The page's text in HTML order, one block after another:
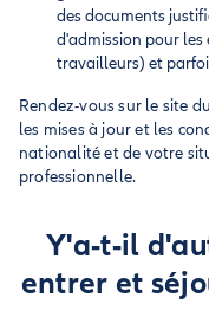
des documents
d'admission pour
travailleurs) et
Rendez-vous sur le site
les mises à jour et les
nationalité et de votre
professionnelle.
Y'a-t-il
entrer et